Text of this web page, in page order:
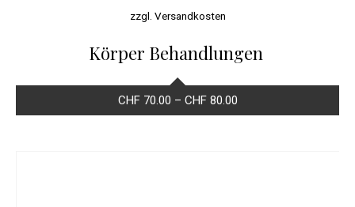
zzgl. Versandkosten
Körper Behandlungen
CHF70.00 – CHF80.00